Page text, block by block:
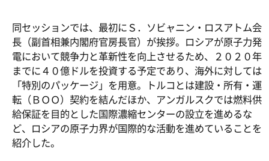
同セッションでは、最初にＳ．ソビャニン・ロスアトム会
長（副首相兼内閣府官房長官）が挨拶。ロシアが原子力発
電において競争力と革新性を向上させるため、２０２０年
までに４０億ドルを投資する予定であり、海外に対しては
「特別のパッケージ」を用意。トルコとは建設・所有・運
転（ＢＯＯ）契約を結んだほか、アンガルスクでは燃料供
給保証を目的とした国際濃縮センターの設立を進めるな
ど、ロシアの原子力界が国際的な活動を進めていることを
紹介した。